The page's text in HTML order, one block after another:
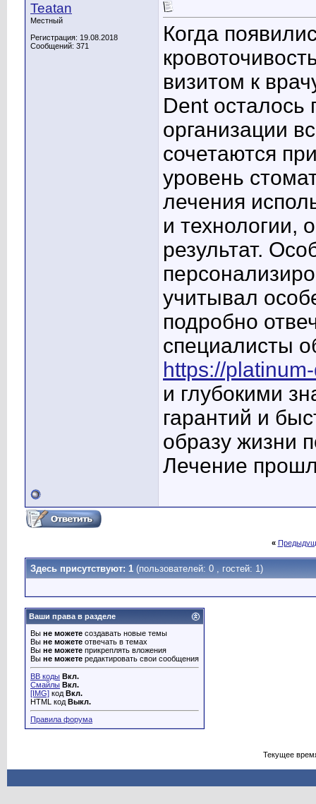
Teatan
Местный
Регистрация: 19.08.2018
Сообщений: 371
Когда
визитом к
Dent осталось
организации
сочетаются
уровень
лечения
и
результат.
учитывал
подробно
специалисты
https://
и глубокими
гарантий и
образу жизни
Лечение
«
Здесь присутствуют: 1 (пользователей: 0 , гостей: 1)
Ваши права в разделе
Вы не можете создавать новые темы
Вы не можете отвечать в темах
Вы не можете прикреплять вложения
Вы не можете редактировать свои сообщения
BB коды Вкл.
Смайлы Вкл.
[IMG] код Вкл.
HTML код Выкл.
Правила форума
Текущее